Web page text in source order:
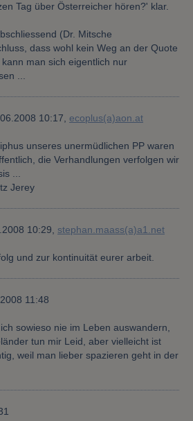
Tag über Österreicher hören?' klar.
(Dr. Mitsche
dass wohl kein Weg an der Quote
man sich eigentlich nur
...
10:17, ecoplus(a)aon.at
unseres unermüdlichen PP waren
die Verhandlungen verfolgen wir
...
Jerey
10:29, stephan.maass(a)a1.net
und zur kontinuität eurer arbeit.
11:48
sowieso nie im Leben auswandern,
tun mir Leid, aber vielleicht ist
weil man lieber spazieren geht in der